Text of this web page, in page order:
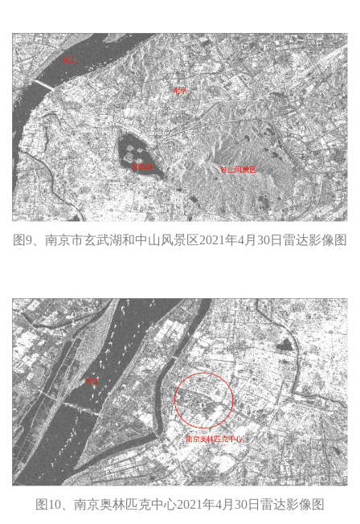
图9、南京市玄武湖和中山风景区2021年4月30日雷达影像图
图10、南京奥林匹克中心2021年4月30日雷达影像图